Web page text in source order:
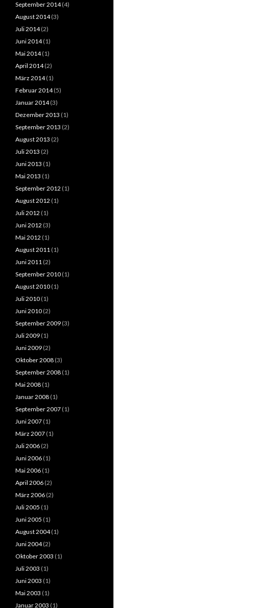
September 2014(4)
August 2014(3)
Juli 2014(2)
Juni 2014(1)
Mai 2014(1)
April 2014(2)
März 2014(1)
Februar 2014(5)
Januar 2014(3)
Dezember 2013 (1)
September 2013 (2)
August 2013 (2)
Juli 2013 (2)
Juni 2013 (1)
Mai 2013 (1)
September 2012 (1)
August 2012 (1)
Juli 2012 (1)
Juni 2012 (3)
Mai 2012 (1)
August 2011 (1)
Juni 2011 (2)
September 2010 (1)
August 2010 (1)
Juli 2010 (1)
Juni 2010 (2)
September 2009 (3)
Juli 2009 (1)
Juni 2009 (2)
Oktober 2008 (3)
September 2008 (1)
Mai 2008 (1)
Januar 2008 (1)
September 2007 (1)
Juni 2007 (1)
März 2007 (1)
Juli 2006 (2)
Juni 2006 (1)
Mai 2006 (1)
April 2006 (2)
März 2006 (2)
Juli 2005 (1)
Juni 2005 (1)
August 2004(1)
Juni 2004(2)
Oktober 2003 (1)
Juli 2003 (1)
Juni 2003 (1)
Mai 2003 (1)
Januar 2003 (1)